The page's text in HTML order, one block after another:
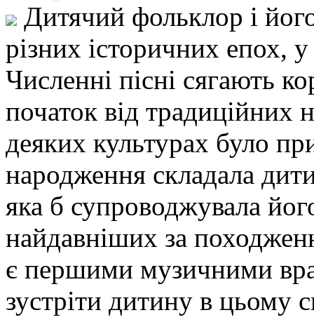
Дитячий фольклор і
різних історичних епох, у
Численні пісні сягають
початок від традиційних
деяких культурах було
народження складала
яка б супроводжувала
найдавніших за
є першими музичними
зустріти дитину в цьому